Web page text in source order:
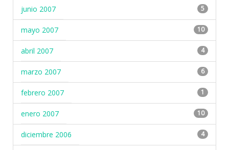
junio 2007 5
mayo 2007 10
abril 2007 4
marzo 2007 6
febrero 2007 1
enero 2007 10
diciembre 2006 4